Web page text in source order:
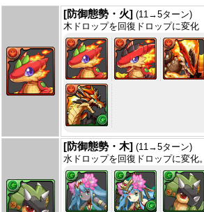
[防御態勢・火] (11→5ターン)
木ドロップを回復ドロップに変化
[防御態勢・木] (11→5ターン)
水ドロップを回復ドロップに変化。